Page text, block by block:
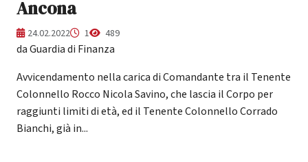
Ancona
24.02.2022 1 489
da Guardia di Finanza
Avvicendamento nella carica di Comandante tra il Tenente
Colonnello Rocco Nicola Savino, che lascia il Corpo per
raggiunti limiti di età, ed il Tenente Colonnello Corrado
Bianchi, già in...